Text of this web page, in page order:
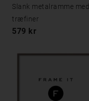
Slank metalramme med
træfiner
579 kr